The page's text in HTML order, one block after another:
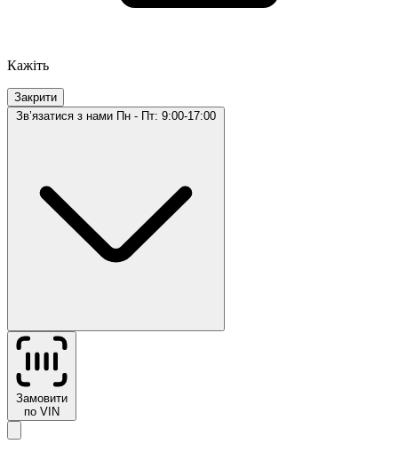
Кажіть
Закрити
Звʼязатися з нами Пн - Пт: 9:00-17:00
Замовити
по VIN